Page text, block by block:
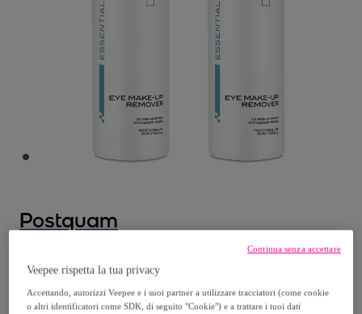
Postquam
STRUCCANTE OCCHI E LABBRA 250 ML x
2 UNITÃƒÂ€
Modello: 20ml
Veepee rispetta la tua privacy
Accettando, autorizzi Veepee e i suoi partner a utilizzare tracciatori (come cookie
o altri identificatori come SDK, di seguito "Cookie") e a trattare i tuoi dati
Continua senza accettare